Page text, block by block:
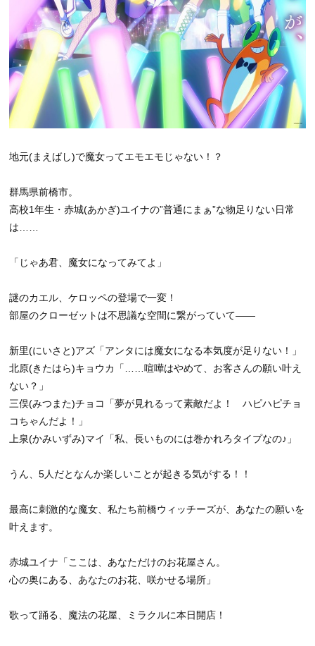
地元(まえばし)で魔女ってエモエモじゃない！？
群馬県前橋市。
高校1年生・赤城(あかぎ)ユイナの”普通にまぁ”な物足りない日常
は……
「じゃあ君、魔女になってみてよ」
謎のカエル、ケロッペの登場で一変！
部屋のクローゼットは不思議な空間に繋がっていて――
新里(にいさと)アズ「アンタには魔女になる本気度が足りない！」
北原(きたはら)キョウカ「……喧嘩はやめて、お客さんの願い叶え
ない？」
三俣(みつまた)チョコ「夢が見れるって素敵だよ！ ハピハピチョ
コちゃんだよ！」
上泉(かみいずみ)マイ「私、長いものには巻かれろタイプなの♪」
うん、5人だとなんか楽しいことが起きる気がする！！
最高に刺激的な魔女、私たち前橋ウィッチーズが、あなたの願いを
叶えます。
赤城ユイナ「ここは、あなただけのお花屋さん。
心の奥にある、あなたのお花、咲かせる場所」
歌って踊る、魔法の花屋、ミラクルに本日開店！